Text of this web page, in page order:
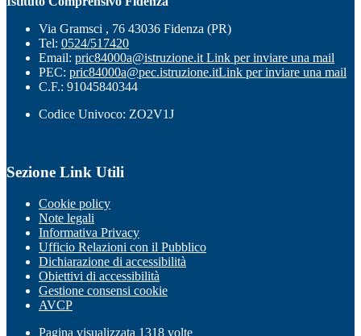
Via Gramsci , 76 43036 Fidenza (PR)
Tel: 0524/517420
Email: pric84000a@istruzione.it Link per inviare una mail
PEC: pric84000a@pec.istruzione.itLink per inviare una mail
C.F.: 91045840344
Codice Univoco: ZO2V1J
Sezione Link Utili
Cookie policy
Note legali
Informativa Privacy
Ufficio Relazioni con il Pubblico
Dichiarazione di accessibilità
Obiettivi di accessibilità
Gestione consensi cookie
AVCP
Pagina visualizzata 1318 volte